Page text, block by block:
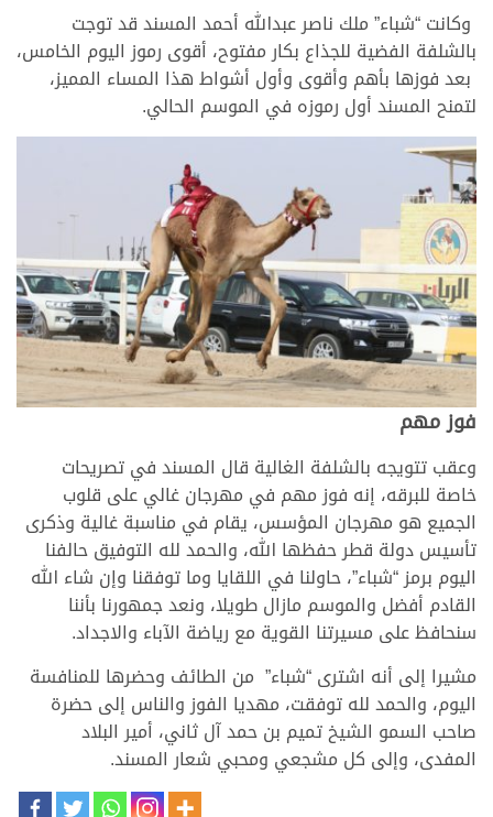
وكانت “شباء” ملك ناصر عبدالله أحمد المسند قد توجت
بالشلفة الفضية للجذاع بكار مفتوح، أقوى رموز اليوم الخامس،
بعد فوزها بأهم وأقوى وأول أشواط هذا المساء المميز،
لتمنح المسند أول رموزه في الموسم الحالي.
فوز مهم
وعقب تتويجه بالشلفة الغالية قال المسند في تصريحات
خاصة للبرقه، إنه فوز مهم في مهرجان غالي على قلوب
الجميع هو مهرجان المؤسس، يقام في مناسبة غالية وذكرى
تأسيس دولة قطر حفظها الله، والحمد لله التوفيق حالفنا
اليوم برمز “شباء”، حاولنا في اللقايا وما توفقنا وإن شاء الله
القادم أفضل والموسم مازال طويلا، ونعد جمهورنا بأننا
سنحافظ على مسيرتنا القوية مع رياضة الآباء والاجداد.
مشيرا إلى أنه اشترى “شباء” من الطائف وحضرها للمنافسة
اليوم، والحمد لله توفقت، مهديا الفوز والناس إلى حضرة
صاحب السمو الشيخ تميم بن حمد آل ثاني، أمير البلاد
المفدى، وإلى كل مشجعي ومحبي شعار المسند.